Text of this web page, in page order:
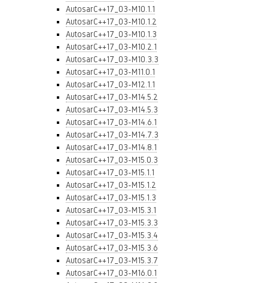
AutosarC++17_03-M10.1.1
AutosarC++17_03-M10.1.2
AutosarC++17_03-M10.1.3
AutosarC++17_03-M10.2.1
AutosarC++17_03-M10.3.3
AutosarC++17_03-M11.0.1
AutosarC++17_03-M12.1.1
AutosarC++17_03-M14.5.2
AutosarC++17_03-M14.5.3
AutosarC++17_03-M14.6.1
AutosarC++17_03-M14.7.3
AutosarC++17_03-M14.8.1
AutosarC++17_03-M15.0.3
AutosarC++17_03-M15.1.1
AutosarC++17_03-M15.1.2
AutosarC++17_03-M15.1.3
AutosarC++17_03-M15.3.1
AutosarC++17_03-M15.3.3
AutosarC++17_03-M15.3.4
AutosarC++17_03-M15.3.6
AutosarC++17_03-M15.3.7
AutosarC++17_03-M16.0.1